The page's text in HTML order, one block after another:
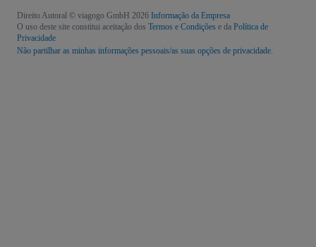
Direito Autoral © viagogo GmbH 2026 Informação da Empresa
O uso deste site constitui aceitação dos Termos e Condições e da Política de
Privacidade
Não partilhar as minhas informações pessoais/as suas opções de privacidade.